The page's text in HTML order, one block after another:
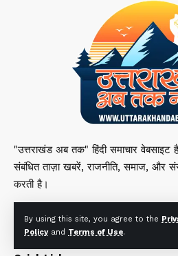
By using this site, you agree to the
Policyand Terms of Use.
"उत्तराखंड अब तक" हिंदी समाचार वेबसाइट
संबंधित ताज़ा खबरें, राजनीति, समाज, और
करती है।